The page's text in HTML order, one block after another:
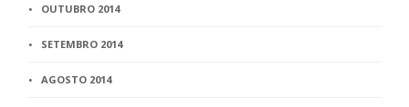
OUTUBRO 2014
SETEMBRO 2014
AGOSTO 2014